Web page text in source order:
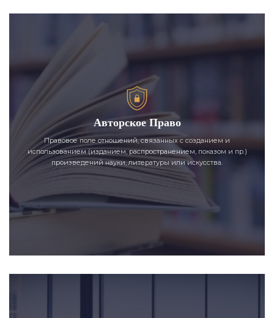
Авторское Право
Правовое поле отношений, связанных с созданием и
использованием (изданием, распространением, показом и пр.)
произведений науки, литературы или искусства.